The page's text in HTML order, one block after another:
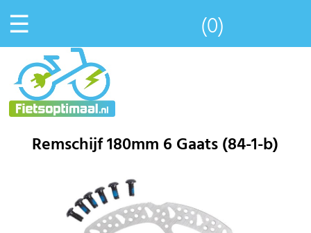
☰ (0)
Remschijf 180mm 6 Gaats (84-1-b)